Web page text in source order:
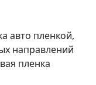
авто пленкой,
направлений
пленка